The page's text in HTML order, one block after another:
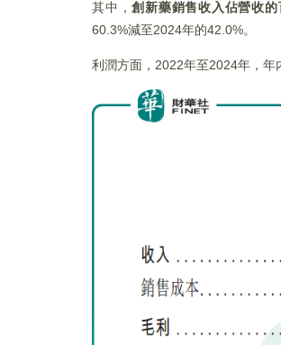
其中，創新藥銷售收入佔營收的
60.3%減至2024年的42.0%。
利潤方面，2022年至2024年，年